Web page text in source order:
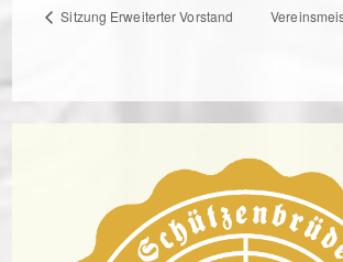
Sitzung Erweiterter Vorstand